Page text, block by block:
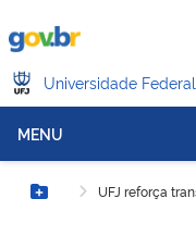
Universidade
MENU
Botão Menu
UFJ reforça